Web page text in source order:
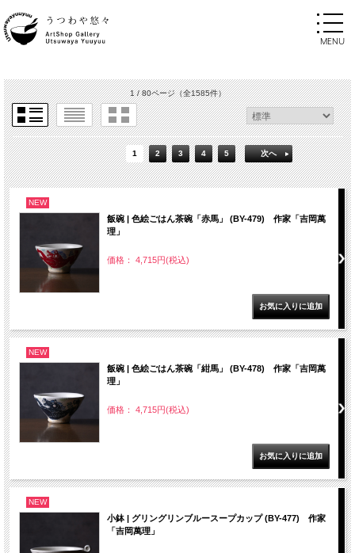
1 / 80ページ（全1585件）
1 2 3 4 5 次へ
NEW
飯碗 | 色絵ごはん茶碗「赤馬」 (BY-479) 作家「吉岡萬
理」
価格： 4,715円(税込)
NEW
飯碗 | 色絵ごはん茶碗「紺馬」 (BY-478) 作家「吉岡萬
理」
価格： 4,715円(税込)
NEW
小鉢 | グリングリンブルースープカップ (BY-477) 作家
「吉岡萬理」